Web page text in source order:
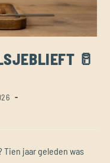
🥛
Tien jaar geleden was